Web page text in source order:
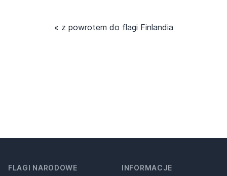
« z powrotem do flagi Finlandia
FLAGI NARODOWE INFORMACJE